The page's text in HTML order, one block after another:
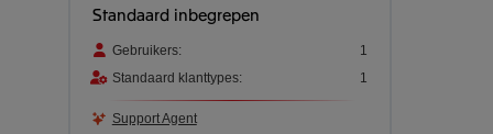
Standaard inbegrepen
Gebruikers:
1
Standaard klanttypes:
1
Support Agent